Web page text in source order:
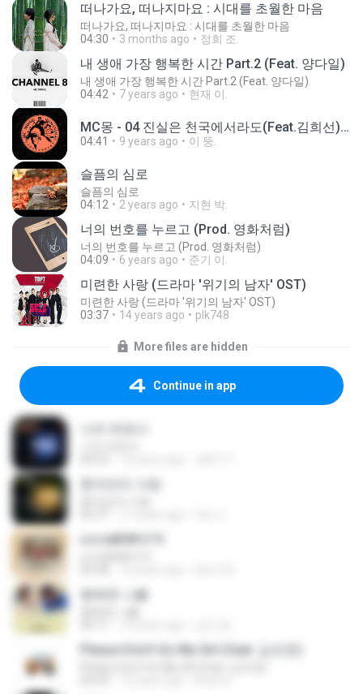
떠나가요, 떠나지마요 : 시대를 초월한 마음
떠나가요, 떠나지마요 : 시대를 초월한 마음
04:30
3 months ago 정희 조.
내 생애 가장 행복한 시간 Part.2 (Feat. 양다일)
내 생애 가장 행복한 시간 Part.2 (Feat. 양다일)
04:42
7 years ago 현재 이.
MC몽 - 04 진실은 천국에서라도(Feat.김희선).mp3
04:41 9 years ago 이 뚱.
슬픔의 심로
슬픔의 심로
04:12
2 years ago 지현 박.
너의 번호를 누르고 (Prod. 영화처럼)
너의 번호를 누르고 (Prod. 영화처럼)
04:09
6 years ago 준기 이.
미련한 사랑 (드라마 '위기의 남자' OST)
미련한 사랑 (드라마 '위기의 남자' OST)
03:37
14 years ago plk748
More files are hidden
Continue in app
єЈ»зёЮ№«ГЭ
행복한 나를
Please Don't Go My Girl (feat. 김조한)